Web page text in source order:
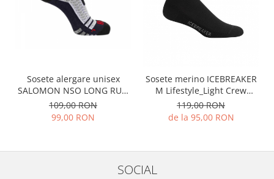
Sosete alergare unisex
SALOMON NSO LONG RUN
2 DX+SX albe
109,00 RON
99,00 RON
Sosete merino ICEBREAKER
M Lifestyle_Light Crew
negru
119,00 RON
de la 95,00 RON
SOCIAL